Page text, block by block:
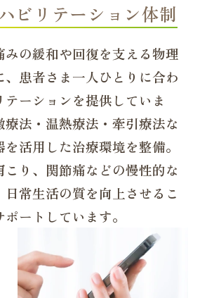
ビリテーション体制
みの緩和や回復を支える物理
、患者さま一人ひとりに合わ
テーションを提供していま
療法・温熱療法・牽引療法な
活用した治療環境を整備。
こり、関節痛などの慢性的な
常生活の質を向上させるこ
ートしています。